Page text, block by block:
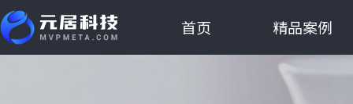
首页 精品案例